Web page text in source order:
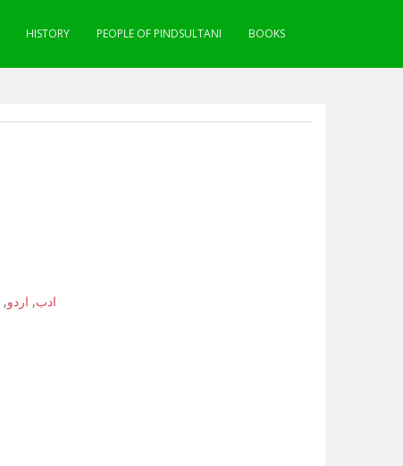
HISTORY PEOPLE OF PINDSULTANI BOOKS
ادب, اردو,